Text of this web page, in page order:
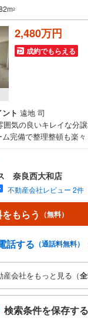
2
2,480万円
成約でもらえる
ト 遠地 司
囲気の良いキレイな分
ム完備で整理整頓も楽
から見たい！というお
ンもお任せください！
都市銀行・信用金庫
査内容により異なりま
ペーン対象店舗 ◇◇
ボーナスライトがも
学予約をする」からエ
奈良西大和店
不動産会社レビュー 2件
もらう （無料）
話する （通話料無料）
産会社をもっと見る（全
検索条件を保存する